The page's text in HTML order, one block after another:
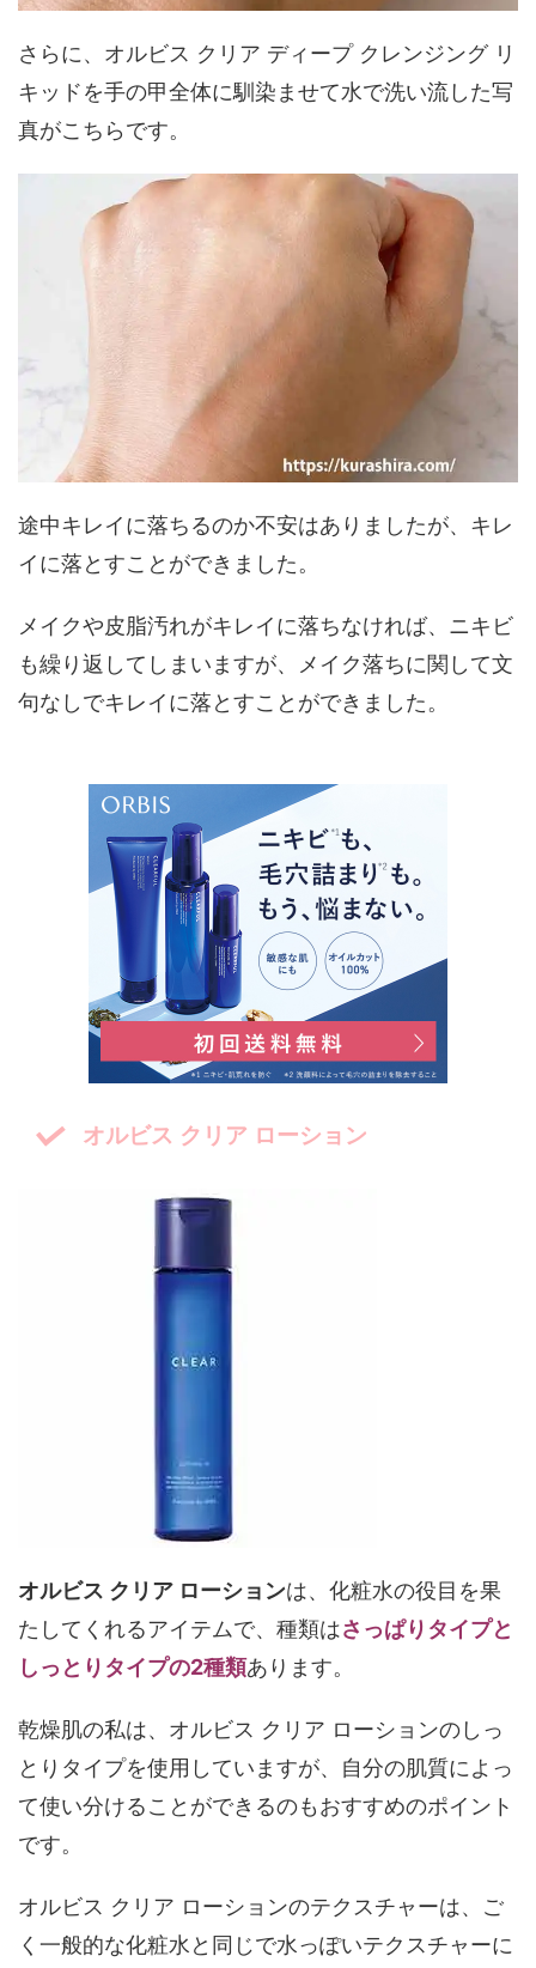
さらに、オルビス クリア ディープ クレンジング リ
キッドを手の甲全体に馴染ませて水で洗い流した写
真がこちらです。
途中キレイに落ちるのか不安はありましたが、キレ
イに落とすことができました。
メイクや皮脂汚れがキレイに落ちなければ、ニキビ
も繰り返してしまいますが、メイク落ちに関して文
句なしでキレイに落とすことができました。
オルビス クリア ローション
オルビス クリア ローションは、化粧水の役目を果
たしてくれるアイテムで、種類はさっぱりタイプと
しっとりタイプの2種類あります。
乾燥肌の私は、オルビス クリア ローションのしっ
とりタイプを使用していますが、自分の肌質によっ
て使い分けることができるのもおすすめのポイント
です。
オルビス クリア ローションのテクスチャーは、ご
く一般的な化粧水と同じで水っぽいテクスチャーに